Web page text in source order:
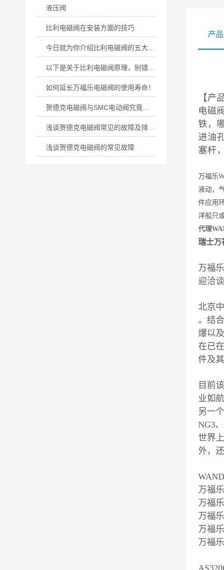
产
【产
电磁
铁，
进油
塞杆
万福乐
液动，
件应用
洋船只
代理
瑞士万
万福
迎洽谈
北京
。结
爆以
在已
件及
目前
业如
另一
NG3
世界
外，
万福
万福
万福
万福
万福
液压阀
比利电磁阀在安装方面的技巧
今日就为你介绍比利电磁阀的五大主要特点！
以下是关于比利电磁阀原理，别错过哦！
如何延长万福乐电磁阀的使用寿命！
贺德克电磁阀与SMC电动阀究竟有何区别？
浅谈贺德克电磁阀常见的故障及排除方法
浅谈贺德克电磁阀的常见故障